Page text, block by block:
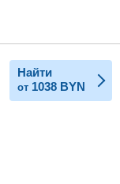
Найти
от 1038 BYN